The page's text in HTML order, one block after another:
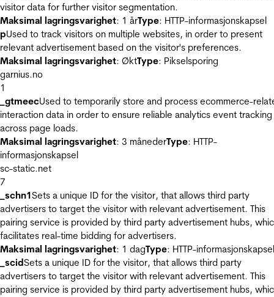
visitor data for further visitor segmentation.
Maksimal lagringsvarighet: 1 årType: HTTP-informasjonskapsel
pUsed to track visitors on multiple websites, in order to present
relevant advertisement based on the visitor's preferences.
Maksimal lagringsvarighet: ØktType: Pikselsporing
garnius.no
1
_gtmeecUsed to temporarily store and process ecommerce-
interaction data in order to ensure reliable analytics event tracking
across page loads.
Maksimal lagringsvarighet: 3 månederType: HTTP-
informasjonskapsel
sc-static.net
7
_schn1Sets a unique ID for the visitor, that allows third party
advertisers to target the visitor with relevant advertisement. This
pairing service is provided by third party advertisement hubs,
facilitates real-time bidding for advertisers.
Maksimal lagringsvarighet: 1 dagType: HTTP-informasjonskapsel
_scidSets a unique ID for the visitor, that allows third party
advertisers to target the visitor with relevant advertisement. This
pairing service is provided by third party advertisement hubs,